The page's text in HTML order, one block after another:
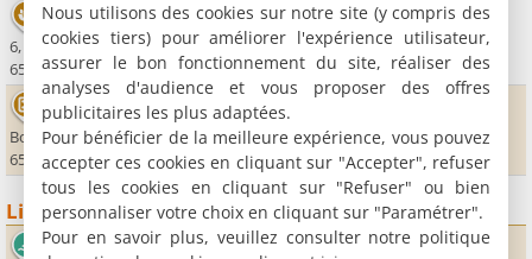
Thermes de la Reine
6, allée Fernand de Cardeillac
65200 Bagnères de Bigorre
Casino de Bagnères de Bigorre
Boulevard de l'Hypéron
65200 Bagnères de Bigorre
Lieux sportifs
Piscine André de Boysson
Nous utilisons des cookies sur notre site (y compris des
cookies tiers) pour améliorer l'expérience utilisateur,
assurer le bon fonctionnement du site, réaliser des
analyses d'audience et vous proposer des offres
publicitaires les plus adaptées.
Pour bénéficier de la meilleure expérience, vous pouvez
accepter ces cookies en cliquant sur "Accepter", refuser
tous les cookies en cliquant sur "Refuser" ou bien
personnaliser votre choix en cliquant sur "Paramétrer".
Pour en savoir plus, veuillez consulter notre politique